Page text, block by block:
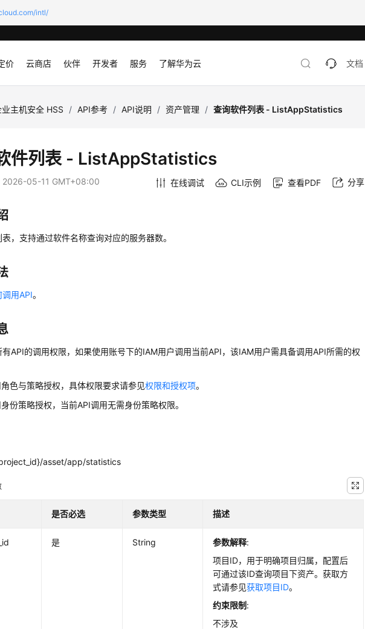
intl/
价 云商店 伙伴 开发者 服务 了解华为云 文档
业主机安全 HSS / API参考 / API说明 / 资产管理 / 查询软件列表 - ListAppStatistics
件列表 - ListAppStatistics
2026-05-11 GMT+08:00 在线调试 CLI示例 查看PDF 分享
，支持通过软件名称查询对应的服务器数。
调用API。
有API的调用权限，如果使用账号下的IAM用户调用当前API，该IAM用户需具备调用API所需的权
色与策略授权，具体权限要求请参见权限和授权项。
份策略授权，当前API调用无需身份策略权限。
asset/app/statistics
是否必选 参数类型 描述
是 String 参数解释:
项目ID，用于明确项目归属，配置后
可通过该ID查询项目下资产。获取方
式请参见获取项目ID。
约束限制 :
不涉及